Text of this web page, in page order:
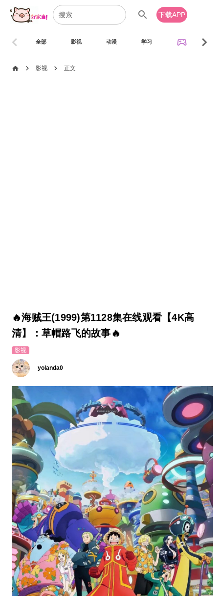
search 下载APP
全部 影视 动漫 学习 sports_esports
chevron_left chevron_right
home chevron_right 影视 chevron_right 正文
🔥海贼王(1999)第1128集在线观看【4K高
清】：草帽路飞的故事🔥
影视
yolanda0